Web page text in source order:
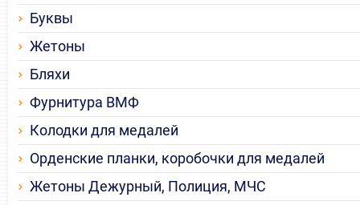
Буквы
Жетоны
Бляхи
Фурнитура ВМФ
Колодки для медалей
Орденские планки, коробочки для медалей
Жетоны Дежурный, Полиция, МЧС